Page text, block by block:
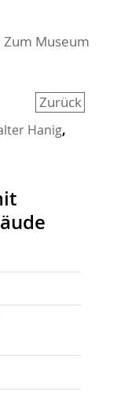
Zum Museum
Zurück
Hanig,